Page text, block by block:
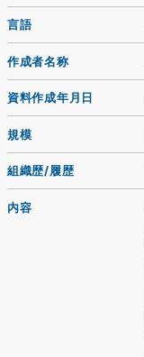
言語
作成者名称
資料作成年月日
規模
組織歴/履歴
内容